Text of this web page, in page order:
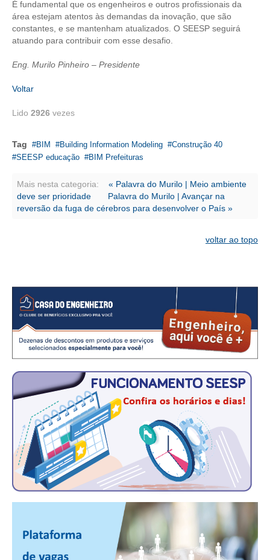
CAMPANHAS SALARIAIS
JORNAL DO ENGENHEIRO
SEESP NOTÍCIAS
PUBLICIDADE
RELEASES
CONTATO
CADASTRO
ASSOCIE-SE
ATUALIZAÇÃO CADASTRAL
NÚCLEO JOVEM
É fundamental que os engenheiros e outros profissionais da
área estejam atentos às demandas da inovação, que são
constantes, e se mantenham atualizados. O SEESP seguirá
atuando para contribuir com esse desafio.
Eng. Murilo Pinheiro – Presidente
Voltar
Lido 2926 vezes
Tag BIM Building Information Modeling
Construção 40
SEESP educação
BIM Prefeituras
Mais nesta categoria:
« Palavra do Murilo | Meio ambiente
deve ser prioridade
Palavra do Murilo | Avançar na
reversão da fuga de cérebros para desenvolver o País »
voltar ao topo